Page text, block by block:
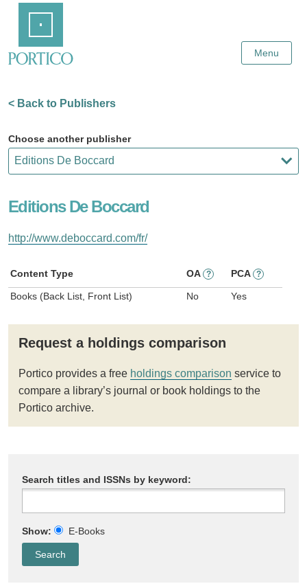
Content
Menu
< Back to Publishers
Choose another publisher
Editions De Boccard
http://www.deboccard.com/fr/
Content Type OA ? PCA ?
Books (Back List, Front List) No Yes
Request a holdings comparison
Portico provides a free holdings comparison service to
compare a library’s journal or book holdings to the
Portico archive.
Search titles and ISSNs by keyword:
Show: E-Books